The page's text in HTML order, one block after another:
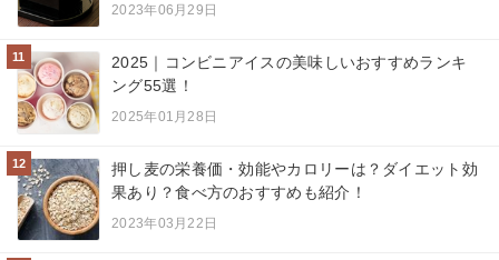
2023年06月29日
11
2025｜コンビニアイスの美味しいおすすめランキ
ング55選！
2025年01月28日
12
押し麦の栄養価・効能やカロリーは？ダイエット効
果あり？食べ方のおすすめも紹介！
2023年03月22日